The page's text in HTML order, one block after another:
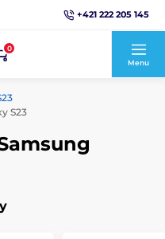
+421 222 205 145
0
Menu
S23